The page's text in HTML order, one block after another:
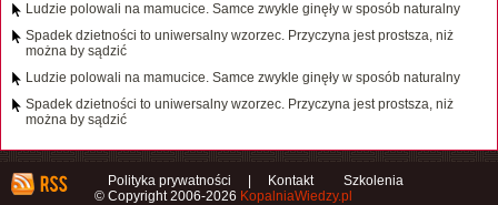
Ludzie polowali na mamucice. Samce zwykle ginęły w sposób naturalny
Spadek dzietności to uniwersalny wzorzec. Przyczyna jest prostsza, niż
można by sądzić
Ludzie polowali na mamucice. Samce zwykle ginęły w sposób naturalny
Spadek dzietności to uniwersalny wzorzec. Przyczyna jest prostsza, niż
można by sądzić
Polityka prywatności Kontakt
Szkolenia
© Copyright 2006-2026 KopalniaWiedzy.pl